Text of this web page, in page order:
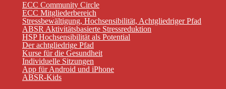
ECC Community Circle
ECC Mitgliederbereich
Stressbewältigung, Hochsensibilität, Achtgliedriger Pfad
ABSR Aktivitätsbasierte Stressreduktion
HSP Hochsensibilität als Potential
Der achtgliedrige Pfad
Kurse für die Gesundheit
Individuelle Sitzungen
App für Android und iPhone
ABSR-Kids